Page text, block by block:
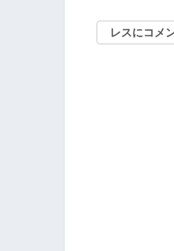
レスにコメ